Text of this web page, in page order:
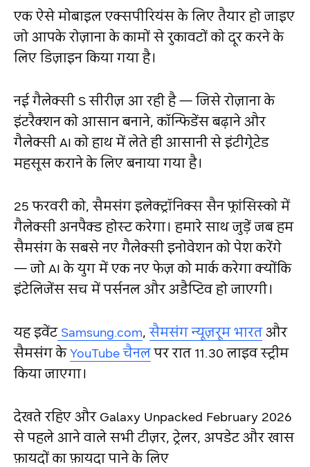
एक ऐसे मोबाइल एक्सपीरियंस के लिए तैयार हो जाइए
जो आपके रोज़ाना के कामों से रुकावटों को दूर करने के
लिए डिज़ाइन किया गया है।
नई गैलेक्सी S सीरीज़ आ रही है — जिसे रोज़ाना के
इंटरैक्शन को आसान बनाने, कॉन्फिडेंस बढ़ाने और
गैलेक्सी AI को हाथ में लेते ही आसानी से इंटीग्रेटेड
महसूस कराने के लिए बनाया गया है।
25 फरवरी को, सैमसंग इलेक्ट्रॉनिक्स सैन फ्रांसिस्को में
गैलेक्सी अनपैक्ड होस्ट करेगा। हमारे साथ जुड़ें जब हम
सैमसंग के सबसे नए गैलेक्सी इनोवेशन को पेश करेंगे
— जो AI के युग में एक नए फेज़ को मार्क करेगा क्योंकि
इंटेलिजेंस सच में पर्सनल और अडैप्टिव हो जाएगी।
यह इवेंटSamsung.com,सैमसंग न्यूज़रूम भारतऔर
सैमसंग केYouTube चैनलपर रात 11.30 लाइव स्ट्रीम
किया जाएगा।
देखते रहिए और Galaxy Unpacked February 2026
से पहले आने वाले सभी टीज़र, ट्रेलर, अपडेट और खास
फ़ायदों का फ़ायदा पाने के लिए